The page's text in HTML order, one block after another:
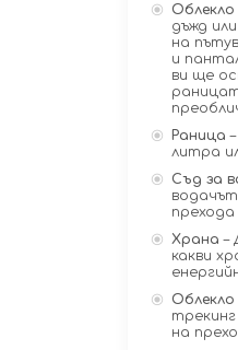
дъжд
на
и
ви ще
Раница
литра
Съд за
Храна –
какви
Облекло
на